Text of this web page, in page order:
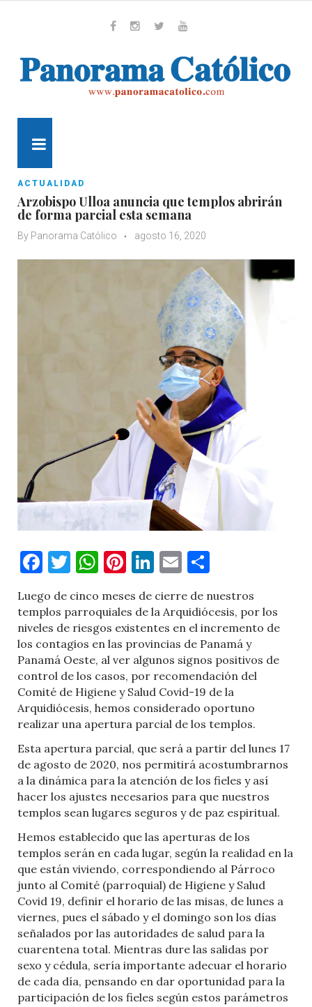
ACTUALIDAD
Arzobispo Ulloa anuncia que templos abrirán
de forma parcial esta semana
By Panorama Católico agosto 16, 2020
Facebook
Twitter
WhatsApp
Pinterest
LinkedIn
Email
Luego de cinco meses de cierre de nuestros
templos parroquiales de la Arquidiócesis, por los
niveles de riesgos existentes en el incremento de
los contagios en las provincias de Panamá y
Panamá Oeste, al ver algunos signos positivos de
control de los casos, por recomendación del
Comité de Higiene y Salud Covid-19 de la
Arquidiócesis, hemos considerado oportuno
realizar una apertura parcial de los templos.
Esta apertura parcial, que será a partir del lunes 17
de agosto de 2020, nos permitirá acostumbrarnos
a la dinámica para la atención de los fieles y así
hacer los ajustes necesarios para que nuestros
templos sean lugares seguros y de paz espiritual.
Hemos establecido que las aperturas de los
templos serán en cada lugar, según la realidad en la
que están viviendo, correspondiendo al Párroco
junto al Comité (parroquial) de Higiene y Salud
Covid 19, definir el horario de las misas, de lunes a
viernes, pues el sábado y el domingo son los días
señalados por las autoridades de salud para la
cuarentena total. Mientras dure las salidas por
sexo y cédula, sería importante adecuar el horario
de cada día, pensando en dar oportunidad para la
participación de los fieles según estos parámetros